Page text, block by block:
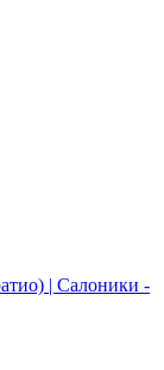
| Салоники -